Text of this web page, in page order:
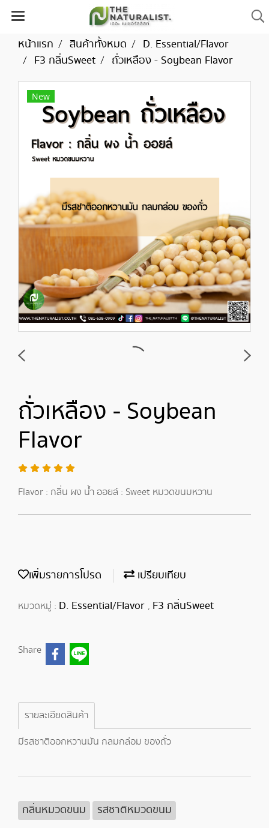
หน้าแรก สินค้าทั้งหมด
D. Essential/Flavor
F3 กลิ่นSweet
ถั่วเหลือง - Soybean Flavor
New
ถั่วเหลือง - Soybean
Flavor
Flavor : กลิ่น ผง น้ำ ออยล์ : Sweet หมวดขนมหวาน
เพิ่มรายการโปรด เปรียบเทียบ
หมวดหมู่ : D. Essential/Flavor , F3 กลิ่นSweet
Share
รายละเอียดสินค้า
มีรสชาติออกหวานมัน กลมกล่อม ของถั่ว
กลิ่นหมวดขนม รสชาติหมวดขนม